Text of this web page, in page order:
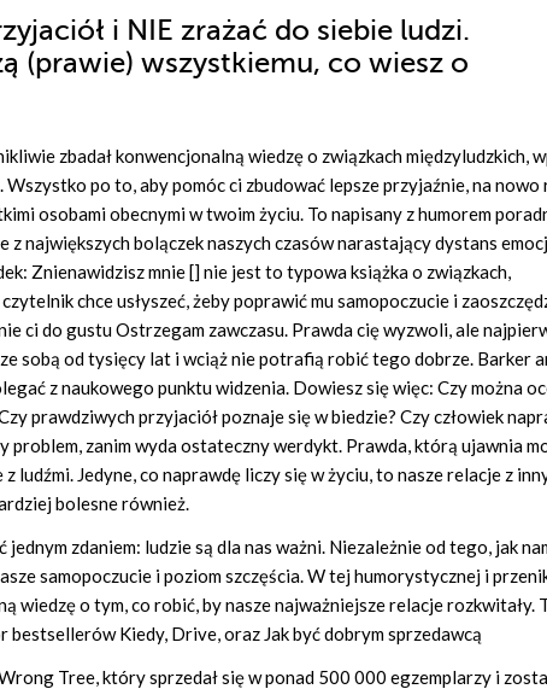
i NIE zrażać do siebie ludzi.
(prawie) wszystkiemu, co wiesz o
zbadał konwencjonalną wiedzę o związkach międzyludzkich,
po to, aby pomóc ci zbudować lepsze przyjaźnie, na nowo
osobami obecnymi w twoim życiu. To napisany z humorem
z największych bolączek naszych czasów narastający dystans
Znienawidzisz mnie [] nie jest to typowa książka o związkach,
chce usłyszeć, żeby poprawić mu samopoczucie i
ci do gustu Ostrzegam zawczasu. Prawda cię wyzwoli, ale
sobą od tysięcy lat i wciąż nie potrafią robić tego dobrze. Barker
z naukowego punktu widzenia. Dowiesz się więc: Czy można
prawdziwych przyjaciół poznaje się w biedzie? Czy człowiek
problem, zanim wyda ostateczny werdykt. Prawda, którą ujawnia
ludźmi. Jedyne, co naprawdę liczy się w życiu, to nasze relacje z
bolesne również.
jednym zdaniem: ludzie są dla nas ważni. Niezależnie od tego, jak
samopoczucie i poziom szczęścia. W tej humorystycznej i
wiedzę o tym, co robić, by nasze najważniejsze relacje rozkwitały.
Kiedy, Drive, oraz Jak być dobrym sprzedawcą
Tree, który sprzedał się w ponad 500 000 egzemplarzy i